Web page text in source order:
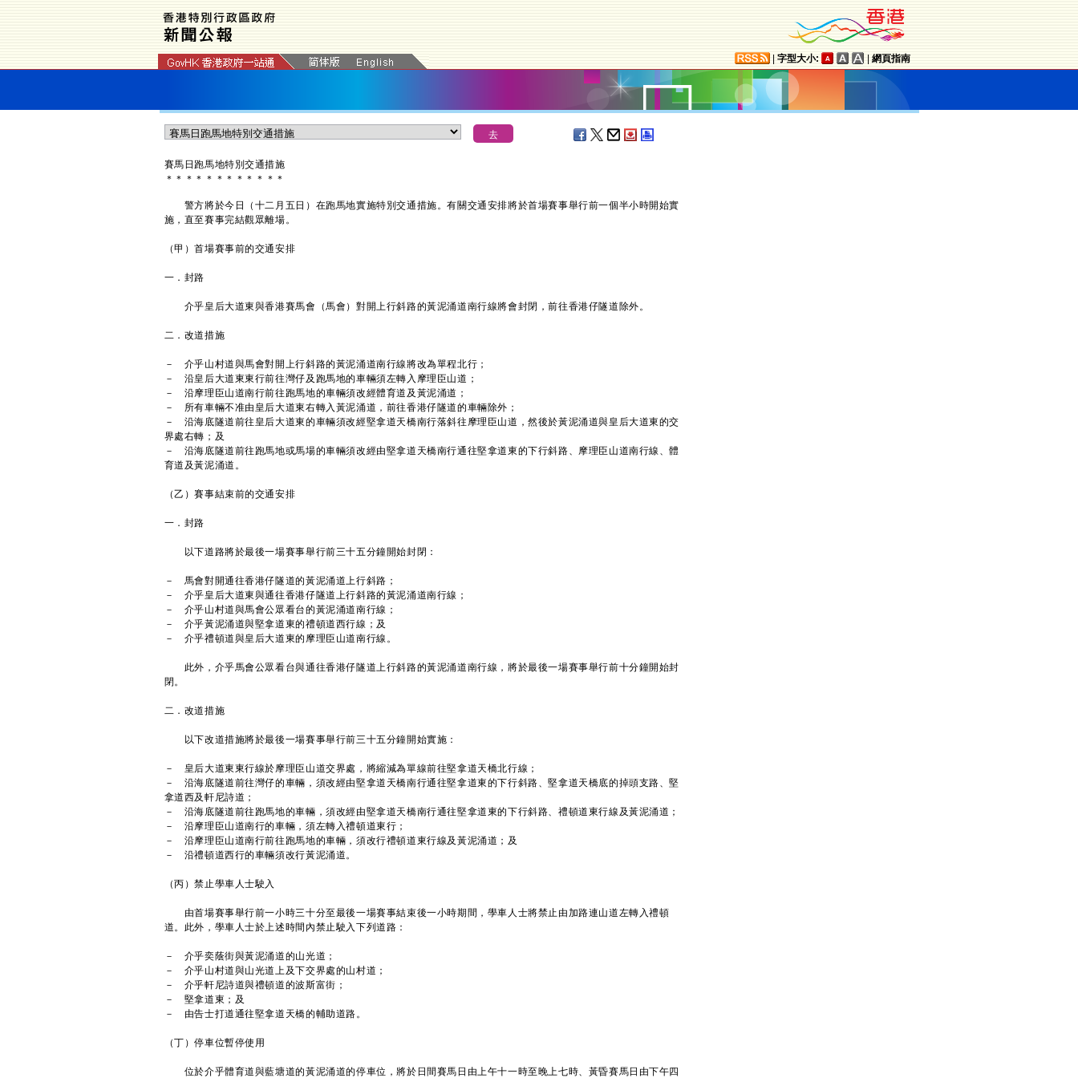
字型大小: 網頁指南
賽馬日跑馬地特別交通措施
＊ ＊ ＊ ＊ ＊ ＊ ＊ ＊ ＊ ＊ ＊ ＊
警方將於今日（十二月五日）在跑馬地實施特別交通措施。有關交通安排將於首場賽事舉行前一個半小時開始實
施，直至賽事完結觀眾離場。
（甲）首場賽事前的交通安排
一．封路
介乎皇后大道東與香港賽馬會（馬會）對開上行斜路的黃泥涌道南行線將會封閉，前往香港仔隧道除外。
二．改道措施
－ 介乎山村道與馬會對開上行斜路的黃泥涌道南行線將改為單程北行；
－ 沿皇后大道東東行前往灣仔及跑馬地的車輛須左轉入摩理臣山道；
－ 沿摩理臣山道南行前往跑馬地的車輛須改經體育道及黃泥涌道；
－ 所有車輛不准由皇后大道東右轉入黃泥涌道，前往香港仔隧道的車輛除外；
－ 沿海底隧道前往皇后大道東的車輛須改經堅拿道天橋南行落斜往摩理臣山道，然後於黃泥涌道與皇后大道東的交
界處右轉；及
－ 沿海底隧道前往跑馬地或馬場的車輛須改經由堅拿道天橋南行通往堅拿道東的下行斜路、摩理臣山道南行線、體
育道及黃泥涌道。
（乙）賽事結束前的交通安排
一．封路
以下道路將於最後一場賽事舉行前三十五分鐘開始封閉：
－ 馬會對開通往香港仔隧道的黃泥涌道上行斜路；
－ 介乎皇后大道東與通往香港仔隧道上行斜路的黃泥涌道南行線；
－ 介乎山村道與馬會公眾看台的黃泥涌道南行線；
－ 介乎黃泥涌道與堅拿道東的禮頓道西行線；及
－ 介乎禮頓道與皇后大道東的摩理臣山道南行線。
此外，介乎馬會公眾看台與通往香港仔隧道上行斜路的黃泥涌道南行線，將於最後一場賽事舉行前十分鐘開始封
閉。
二．改道措施
以下改道措施將於最後一場賽事舉行前三十五分鐘開始實施：
－ 皇后大道東東行線於摩理臣山道交界處，將縮減為單線前往堅拿道天橋北行線；
－ 沿海底隧道前往灣仔的車輛，須改經由堅拿道天橋南行通往堅拿道東的下行斜路、堅拿道天橋底的掉頭支路、堅
拿道西及軒尼詩道；
－ 沿海底隧道前往跑馬地的車輛，須改經由堅拿道天橋南行通往堅拿道東的下行斜路、禮頓道東行線及黃泥涌道；
－ 沿摩理臣山道南行的車輛，須左轉入禮頓道東行；
－ 沿摩理臣山道南行前往跑馬地的車輛，須改行禮頓道東行線及黃泥涌道；及
－ 沿禮頓道西行的車輛須改行黃泥涌道。
（丙）禁止學車人士駛入
由首場賽事舉行前一小時三十分至最後一場賽事結束後一小時期間，學車人士將禁止由加路連山道左轉入禮頓
道。此外，學車人士於上述時間內禁止駛入下列道路：
－ 介乎奕蔭街與黃泥涌道的山光道；
－ 介乎山村道與山光道上及下交界處的山村道；
－ 介乎軒尼詩道與禮頓道的波斯富街；
－ 堅拿道東；及
－ 由告士打道通往堅拿道天橋的輔助道路。
（丁）停車位暫停使用
位於介乎體育道與藍塘道的黃泥涌道的停車位，將於日間賽馬日由上午十一時至晚上七時、黃昏賽馬日由下午四